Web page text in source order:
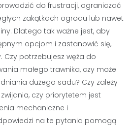
do frustracji, ograniczać
zakątkach ogrodu lub nawet
Dlatego tak ważne jest, aby
opcjom i zastanowić się,
Czy potrzebujesz węża do
małego trawnika, czy może
dużego sadu? Czy zależy
czy priorytetem jest
mechaniczne i
na te pytania pomogą